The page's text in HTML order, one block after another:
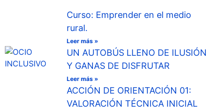
Curso: Emprender en el medio
rural.
Leer más »
UN AUTOBÚS LLENO DE ILUSIÓN
Y GANAS DE DISFRUTAR
Leer más »
ACCIÓN DE ORIENTACIÓN 01:
VALORACIÓN TÉCNICA INICIAL